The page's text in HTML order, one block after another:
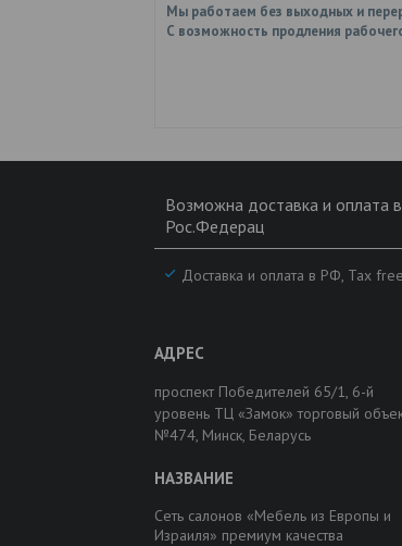
Мы работаем без выходных и
С возможность продления
Возможна доставка и оплата в
Рос.Федерац
Доставка и оплата в РФ, Tax
проспект Победителей 65/1, 6-й
уровень ТЦ «Замок» торговый
№474, Минск, Беларусь
Сеть салонов «Мебель из Европы и
Израиля» премиум качества